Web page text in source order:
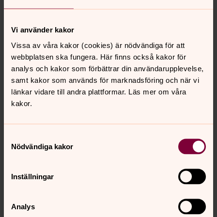
Vi använder kakor
Vissa av våra kakor (cookies) är nödvändiga för att
webbplatsen ska fungera. Här finns också kakor för
analys och kakor som förbättrar din användarupplevelse,
samt kakor som används för marknadsföring och när vi
länkar vidare till andra plattformar. Läs mer om våra
kakor.
Nödvändiga kakor
Inställningar
Analys
Församlingsvärd, Hudiksvallsbygdens församling
Direkt:0650-54 07 99